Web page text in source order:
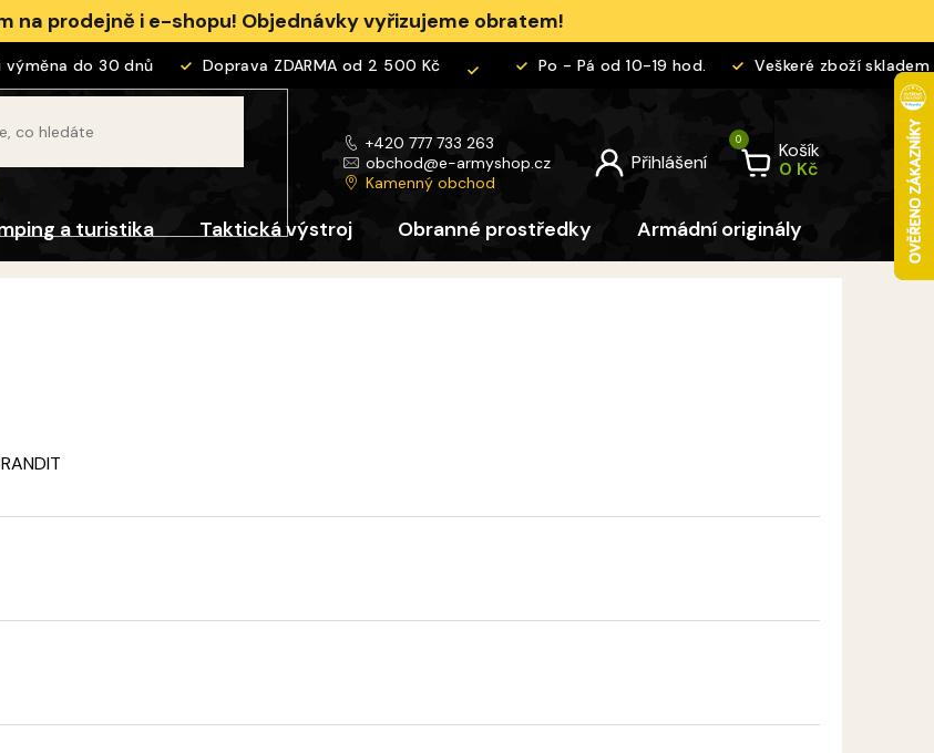
na prodejně i e-shopu! Objednávky vyřizujeme obratem!
do 30 dnů Doprava ZDARMA od 2 500 Kč Po - Pá od 10-19 hod. Veškeré zboží skladem
+420 777 733 263
obchod@e-armyshop.cz
Kamenný obchod
Košík
a turistika Taktická výstroj Obranné prostředky Armádní originály Pro děti